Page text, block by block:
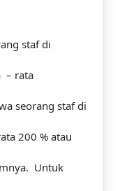
staf di
– rata
seorang staf di
200 % atau
Untuk